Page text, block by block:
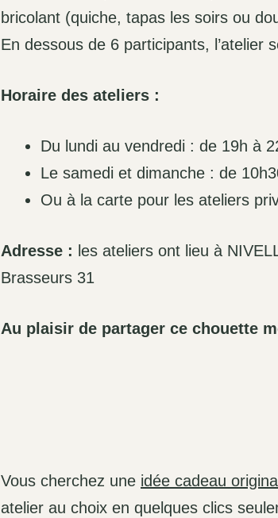
bricolant (quiche, tapas les soirs ou
En dessous de 6 participants, l’atelier
Horaire des ateliers :
Du lundi au vendredi : de 19h à
Le samedi et dimanche : de
Ou à la carte pour les ateliers
Adresse : les ateliers ont lieu à
Brasseurs 31
Au plaisir de partager ce chouette
Vous cherchez une idée cadeau
atelier au choix en quelques clics